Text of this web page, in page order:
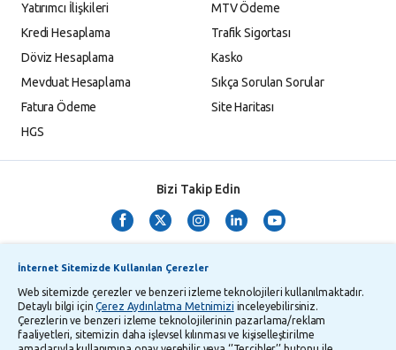
Yatırımcı İlişkileri
Kredi Hesaplama
Döviz Hesaplama
Mevduat Hesaplama
Fatura Ödeme
HGS
MTV Ödeme
Trafik Sigortası
Kasko
Sıkça Sorulan Sorular
Site Haritası
Bizi Takip Edin
TMSF ve YTM Zaman Aşımı Listesi Bilgi Toplumu Hizmetleri
İnternet Sitemizde Kullanılan Çerezler
Web sitemizde çerezler ve benzeri izleme teknolojileri kullanılmaktadır.
Detaylı bilgi içinÇerez Aydınlatma Metnimizi inceleyebilirsiniz.
Çerezlerin ve benzeri izleme teknolojilerinin pazarlama/reklam
faaliyetleri, sitemizin daha işlevsel kılınması ve kişiselleştirilme